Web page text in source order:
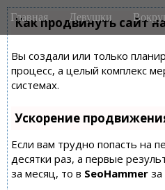
Как продвинуть сайт
Вы создали или только
процесс, а целый комплекс
системах.
Ускорение
Если вам трудно попасть на
десятки раз, а первые
за месяц, то в SeoHammer за
M
a
n
m
e
n
u
i
Главная Девушки